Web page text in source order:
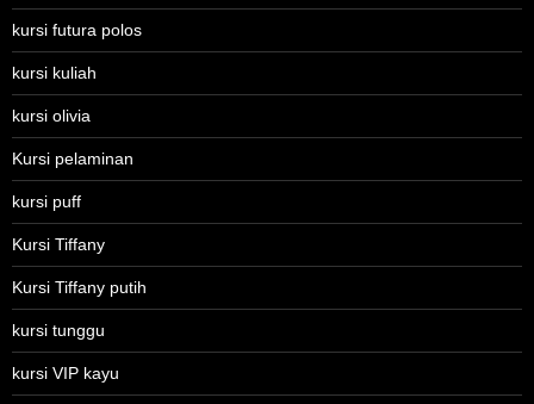
kursi futura polos
kursi kuliah
kursi olivia
Kursi pelaminan
kursi puff
Kursi Tiffany
Kursi Tiffany putih
kursi tunggu
kursi VIP kayu